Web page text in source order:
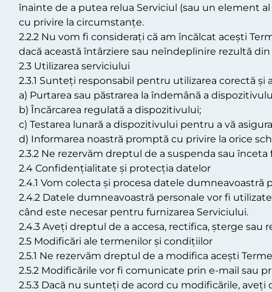
înainte de a putea relua Serviciul (sau un element
cu privire la circumstanțe.
2.2.2 Nu vom fi considerați că am încălcat acești
dacă această întârziere sau neîndeplinire rezultă
2.3 Utilizarea serviciului
2.3.1 Sunteți responsabil pentru utilizarea corectă și
a) Purtarea sau păstrarea la îndemână a
b) Încărcarea regulată a dispozitivului;
c) Testarea lunară a dispozitivului pentru a vă
d) Informarea noastră promptă cu privire la orice
2.3.2 Ne rezervăm dreptul de a suspenda sau
2.4 Confidențialitate și protecția datelor
2.4.1 Vom colecta și procesa datele
2.4.2 Datele dumneavoastră personale vor fi
când este necesar pentru furnizarea Serviciului.
2.4.3 Aveți dreptul de a accesa, rectifica, șterge
2.5 Modificări ale termenilor și condițiilor
2.5.1 Ne rezervăm dreptul de a modifica acești
2.5.2 Modificările vor fi comunicate prin e-mail sau
2.5.3 Dacă nu sunteți de acord cu modificările,